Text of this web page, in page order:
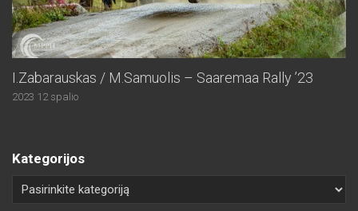
I.Zabarauskas / M.Samuolis – Saaremaa Rally ’23
2023 12 spalio
Kategorijos